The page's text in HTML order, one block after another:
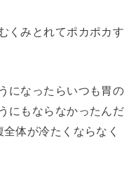
くみとれてポカポカす
になったらいつも胃の
にもならなかったんだ
体が冷たくならなく